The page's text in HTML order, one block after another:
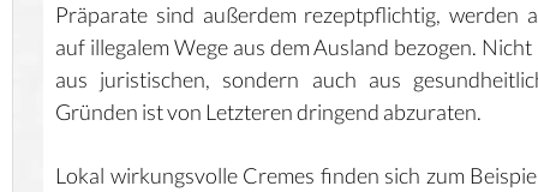
Präparate sind außerdem rezeptpflichtig, werden
auf illegalem Wege aus dem Ausland bezogen.
aus juristischen, sondern auch aus
Gründen ist von Letzteren dringend abzuraten.
Lokal wirkungsvolle Cremes finden sich zum